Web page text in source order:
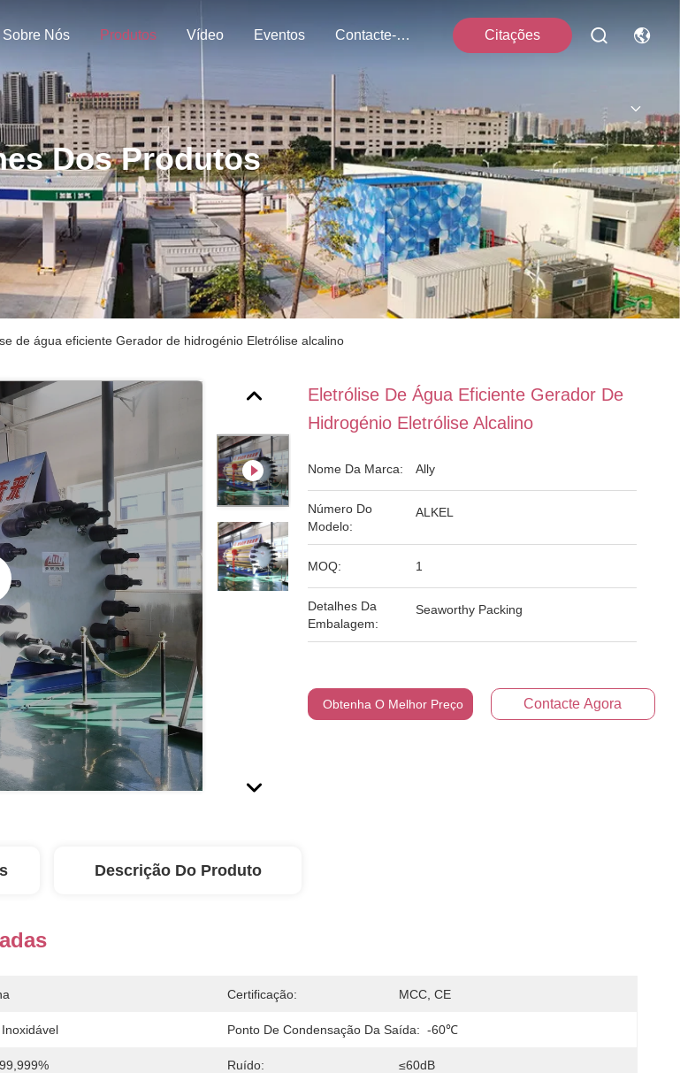
Sobre Nós Produtos Vídeo Eventos Contacte-Nos Citações
Dos Produtos
de água eficiente Gerador de hidrogénio Eletrólise alcalino
Eletrólise De Água Eficiente Gerador De
Hidrogénio Eletrólise Alcalino
Nome Da Marca: Ally
Número Do
Modelo:
ALKEL
MOQ: 1
Detalhes Da
Embalagem:
Seaworthy Packing
Obtenha O Melhor Preço Contacte Agora
Descrição Do Produto
Certificação: MCC, CE
Ponto De Condensação Da Saída: -60℃
Ruído: ≤60dB